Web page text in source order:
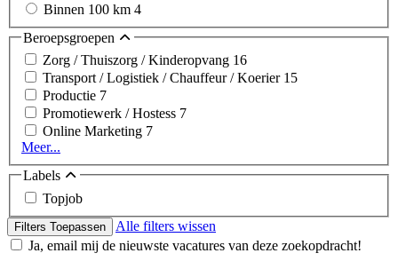
Binnen 100 km 4
Beroepsgroepen
Zorg / Thuiszorg / Kinderopvang 16
Transport / Logistiek / Chauffeur / Koerier 15
Productie 7
Promotiewerk / Hostess 7
Online Marketing 7
Meer...
Labels
Topjob
Filters Toepassen
Alle filters wissen
Ja, email mij de nieuwste vacatures van deze zoekopdracht!